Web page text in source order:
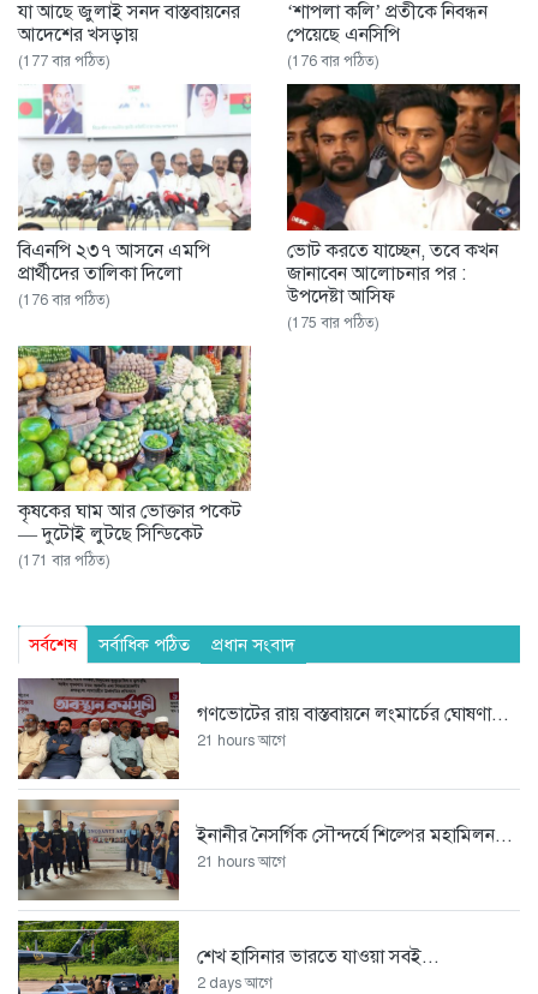
যা আছে জুলাই সনদ বাস্তবায়নের
আদেশের খসড়ায়
(177 বার পঠিত)
‘শাপলা কলি’ প্রতীকে নিবন্ধন
পেয়েছে এনসিপি ‌
(176 বার পঠিত)
বিএনপি ২৩৭ আসনে এমপি
প্রার্থীদের তালিকা দিলো
(176 বার পঠিত)
ভোট করতে যাচ্ছেন, তবে কখন
জানাবেন আলোচনার পর :
উপদেষ্টা আসিফ
(175 বার পঠিত)
কৃষকের ঘাম আর ভোক্তার পকেট
— দুটোই লুটছে সিন্ডিকেট
(171 বার পঠিত)
সর্বশেষ সর্বাধিক পঠিত প্রধান সংবাদ
গণভোটের রায় বাস্তবায়নে লংমার্চের ঘোষণা...
21 hours আগে
ইনানীর নৈসর্গিক সৌন্দর্যে শিল্পের মহামিলন...
21 hours আগে
শেখ হাসিনার ভারতে যাওয়া সবই...
2 days আগে